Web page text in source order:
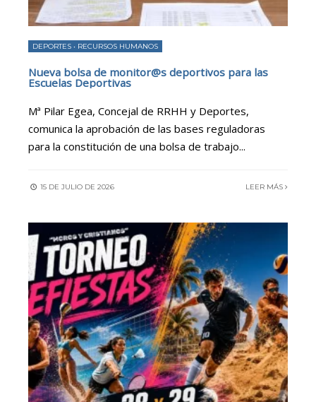
DEPORTES • RECURSOS HUMANOS
Nueva bolsa de monitor@s deportivos para las
Escuelas Deportivas
Mª Pilar Egea, Concejal de RRHH y Deportes,
comunica la aprobación de las bases reguladoras
para la constitución de una bolsa de trabajo...
15 DE JULIO DE 2026 LEER MÁS